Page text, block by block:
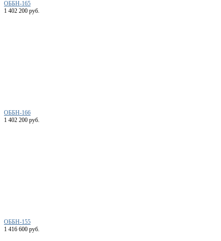
ОББН-165
1 402 200 руб.
ОББН-166
1 402 200 руб.
ОББН-155
1 416 600 руб.